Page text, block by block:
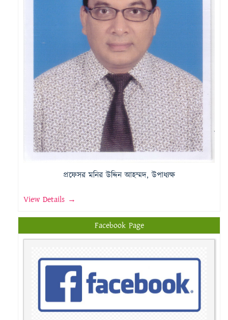
প্রফেসর মনির উদ্দিন আহম্মদ, উপাধ্যক্ষ
View Details →
Facebook Page